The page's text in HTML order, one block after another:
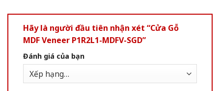
Hãy là người đầu tiên nhận xét “Cửa Gỗ
MDF Veneer P1R2L1-MDFV-SGD”
Đánh giá của bạn